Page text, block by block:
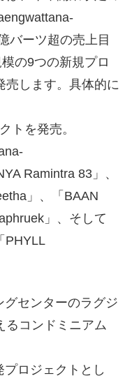
バーツ超の売上目
の9つの新規プロ
売します。具体的に
トを発売。
Ramintra 83」、
」、「BAAN
」、そして
PHYLL
グセンターのラグジ
るコンドミニアム
プロジェクトとし